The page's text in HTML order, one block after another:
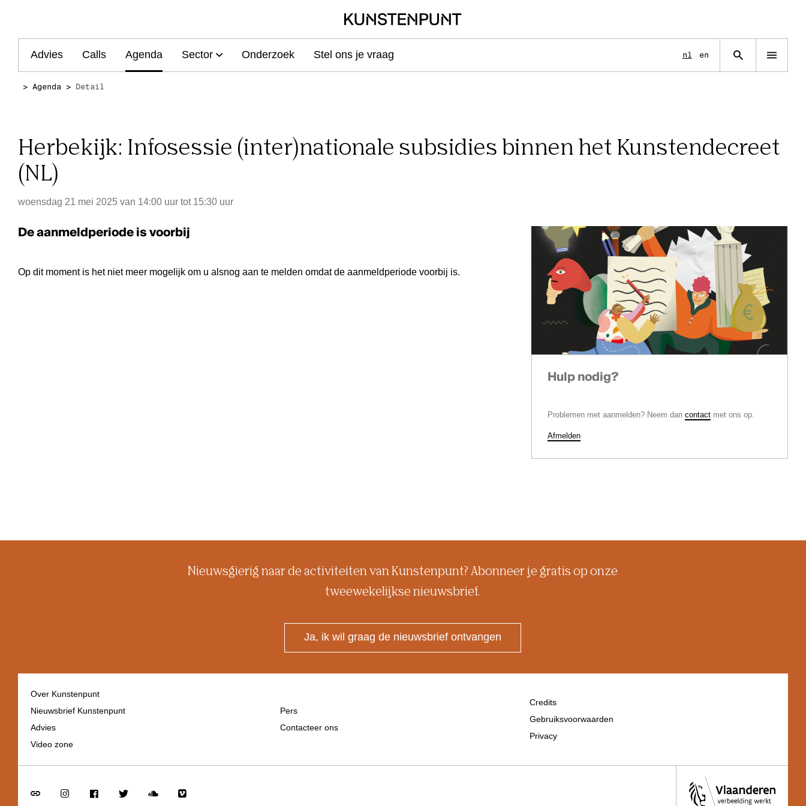
Advies Calls Agenda Sector Onderzoek Stel ons je vraag en
nl
Open
Agenda Detail
Herbekijk: Infosessie (inter)nationale subsidies binnen het Kunstendecreet
(NL)
woensdag 21 mei 2025 van 14:00 uur tot 15:30 uur
De aanmeldperiode is voorbij
Op dit moment is het niet meer mogelijk om u alsnog aan te melden omdat de aanmeldperiode voorbij is.
Hulp nodig?
Problemen met aanmelden? Neem dan contactmet ons op.
Afmelden
Nieuwsgierig naar de activiteiten van Kunstenpunt? Abonneer je gratis op onze
tweewekelijkse nieuwsbrief.
Ja, ik wil graag de nieuwsbrief ontvangen
Footer
navigation
Over Kunstenpunt
Nieuwsbrief Kunstenpunt
Advies
Video zone
Pers
Contacteer ons
Credits
Gebruiksvoorwaarden
Privacy
Go Go Go Go Go